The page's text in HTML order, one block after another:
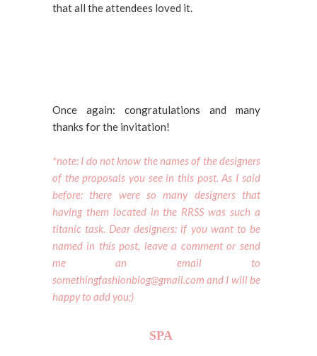
that all the attendees loved it.
Once again: congratulations and many
thanks for the invitation!
*note: I do not know the names of the designers
of the proposals you see in this post. As I said
before: there were so many designers that
having them located in the RRSS was such a
titanic task. Dear designers: if you want to be
named in this post, leave a comment or send
me an email to
somethingfashionblog@gmail.com and I will be
happy to add you;)
SPA